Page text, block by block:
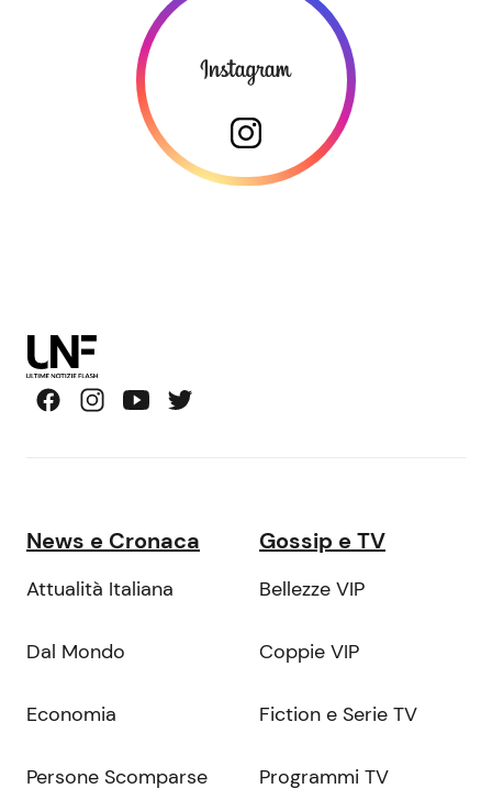
News e Cronaca
Attualità Italiana
Dal Mondo
Economia
Persone Scomparse
Gossip e TV
Bellezze VIP
Coppie VIP
Fiction e Serie TV
Programmi TV